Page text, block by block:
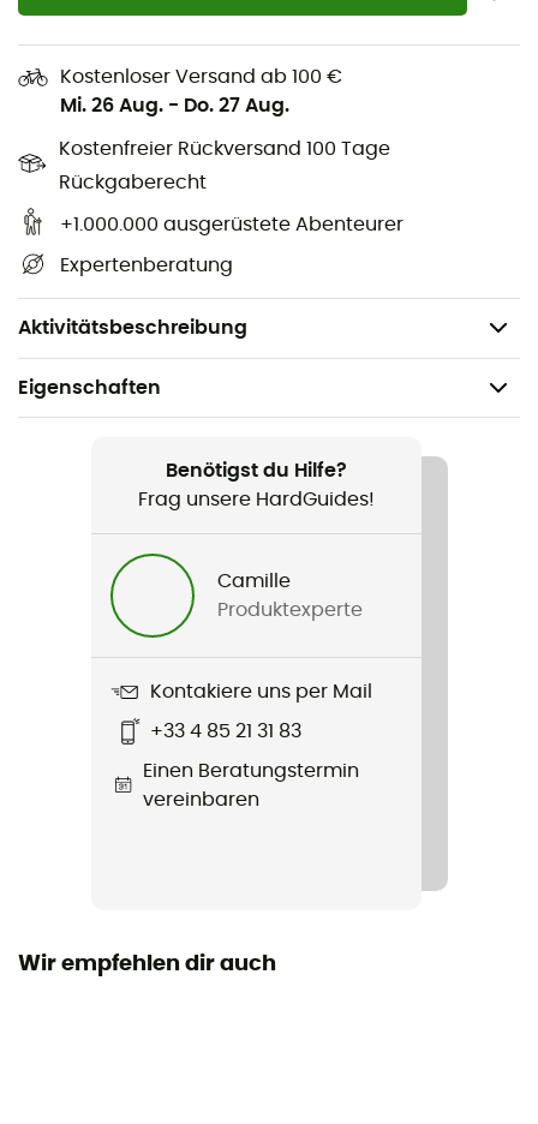
Kostenloser Versand ab 100 €
Mi. 26 Aug. - Do. 27 Aug.
Kostenfreier Rückversand 100 Tage
Rückgaberecht
+1.000.000 ausgerüstete Abenteurer
Expertenberatung
Aktivitätsbeschreibung
unwegsamsten Pfaden. Keine Angst mehr, deine
wertvolle Ausrüstung mitten in den Bergen zu verlieren;
du kannst dich darauf verlassen, dass alles an seinem
Platz bleibt.
Kompakt und einfach zu handhaben, sind diese Gurte
bis zum erfahrenen Trekker.
Ohne PFAS
Eigenschaften
Wandern / Trekking
Herren / Damen
Aircontact Stow Straps
Benötigst du Hilfe?
Frag unsere HardGuides!
Camille
Produktexperte
Kontakiere uns per Mail
+33 4 85 21 31 83
Einen Beratungstermin
vereinbaren
Wir empfehlen dir auch